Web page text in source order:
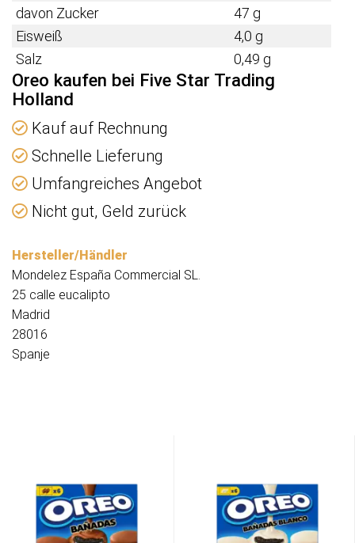
davon Zucker
47 g
Eisweiß
4,0 g
Salz
0,49 g
Oreo kaufen bei Five Star Trading
Holland
Kauf auf Rechnung
Schnelle Lieferung
Umfangreiches Angebot
Nicht gut, Geld zurück
Hersteller/Händler
Mondelez España Commercial SL.
25 calle eucalipto
Madrid
28016
Spanje